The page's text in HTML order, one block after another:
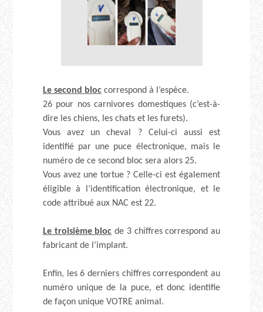
Le second bloccorrespond à l’espèce.
26 pour nos carnivores domestiques (c’est-à-
dire les chiens, les chats et les furets).
Vous avez un cheval ? Celui-ci aussi est
identifié par une puce électronique, mais le
numéro de ce second bloc sera alors 25.
Vous avez une tortue ? Celle-ci est également
éligible à l’identification électronique, et le
code attribué aux NAC est 22.
Le troisième bloc de 3 chiffres correspond au
fabricant de l’implant.
Enfin, les 6 derniers chiffres correspondent au
numéro unique de la puce, et donc identifie
de façon unique VOTRE animal.